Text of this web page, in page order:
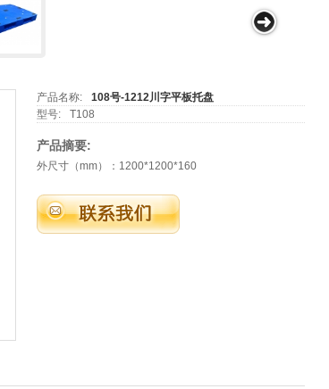
产品名称:
108号-1212川字平板托盘
型号:
T108
产品摘要:
外尺寸（mm）：1200*1200*160